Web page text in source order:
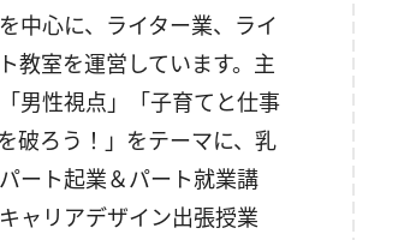
中心に、ライター業、ライ
教室を運営しています。主
男性視点」「子育てと仕事
破ろう！」をテーマに、乳
ート起業＆パート就業講
ャリアデザイン出張授業